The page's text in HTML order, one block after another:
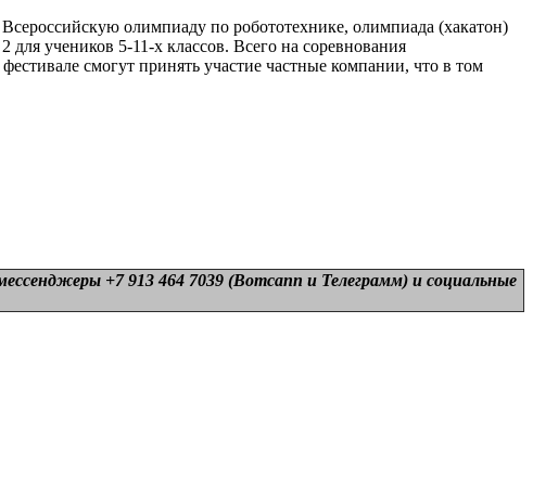
олимпиаду по робототехнике, олимпиада (хакатон)
учеников 5-11-х классов. Всего на соревнования
смогут принять участие частные компании, что в том
+7 913 464 7039 (Вотсапп и Телеграмм) и социальные